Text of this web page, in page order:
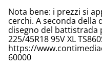
Nota bene: i prezzi si
cerchi. A seconda
disegno del battistrada
225/45R18 95V XL
https://
60000